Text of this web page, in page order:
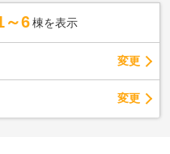
～6 棟を表示
変更
変更